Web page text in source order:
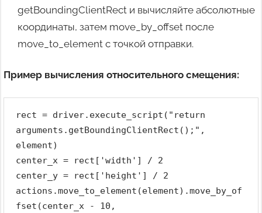
getBoundingClientRect и вычисляйте абсолютные
координаты, затем move_by_offset после
move_to_element с точкой отправки.
Пример вычисления относительного смещения:
rect = driver.execute_script("return
arguments.getBoundingClientRect();",
element)
center_x = rect['width'] / 2
center_y = rect['height'] / 2
actions.move_to_element(element).move_by_of
fset(center_x - 10,